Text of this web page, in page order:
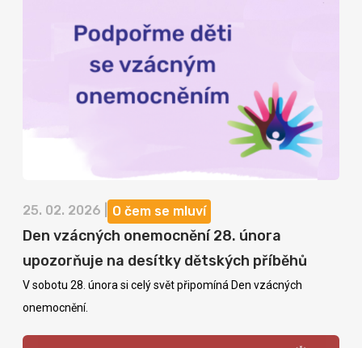
25. 02. 2026 | O čem se mluví
Den vzácných onemocnění 28. února
upozorňuje na desítky dětských příběhů
V sobotu 28. února si celý svět připomíná Den vzácných
onemocnění.